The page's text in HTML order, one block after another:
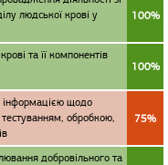
людської крові у
100%
та її компонентів
100%
інформацією щодо
тестуванням, обробкою,
75%
добровільного та